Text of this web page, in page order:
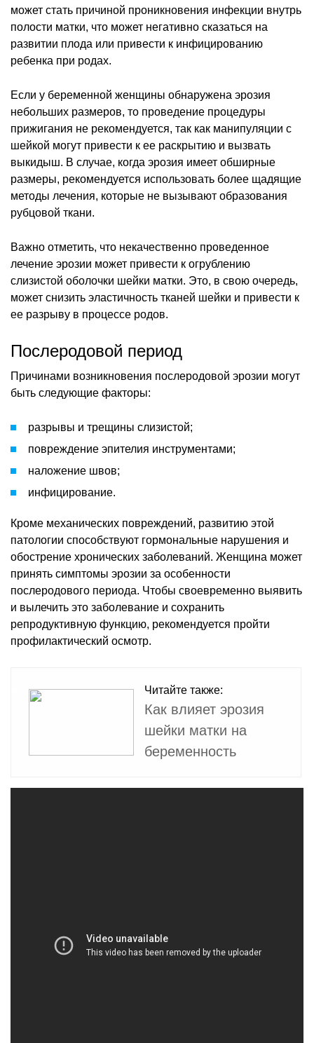
может стать причиной проникновения инфекции внутрь
полости матки, что может негативно сказаться на
развитии плода или привести к инфицированию
ребенка при родах.
Если у беременной женщины обнаружена эрозия
небольших размеров, то проведение процедуры
прижигания не рекомендуется, так как манипуляции с
шейкой могут привести к ее раскрытию и вызвать
выкидыш. В случае, когда эрозия имеет обширные
размеры, рекомендуется использовать более щадящие
методы лечения, которые не вызывают образования
рубцовой ткани.
Важно отметить, что некачественно проведенное
лечение эрозии может привести к огрублению
слизистой оболочки шейки матки. Это, в свою очередь,
может снизить эластичность тканей шейки и привести к
ее разрыву в процессе родов.
Послеродовой период
Причинами возникновения послеродовой эрозии могут
быть следующие факторы:
разрывы и трещины слизистой;
повреждение эпителия инструментами;
наложение швов;
инфицирование.
Кроме механических повреждений, развитию этой
патологии способствуют гормональные нарушения и
обострение хронических заболеваний. Женщина может
принять симптомы эрозии за особенности
послеродового периода. Чтобы своевременно выявить
и вылечить это заболевание и сохранить
репродуктивную функцию, рекомендуется пройти
профилактический осмотр.
Читайте также:
Как влияет эрозия
шейки матки на
беременность